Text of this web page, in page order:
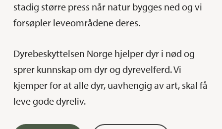
stadig større press når natur bygges ned og vi
forsøpler leveområdene deres.
Dyrebeskyttelsen Norge hjelper dyr i nød og
sprer kunnskap om dyr og dyrevelferd. Vi
kjemper for at alle dyr, uavhengig av art, skal få
leve gode dyreliv.